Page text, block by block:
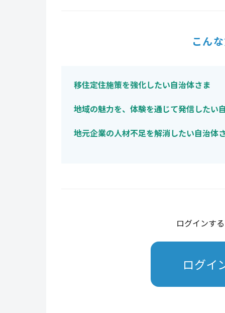
こん
移住定住施策を強化したい自治体さま
地域の魅力を、体験を通じて発信したい
地元企業の人材不足を解消したい自治体
ログインす
ログイ